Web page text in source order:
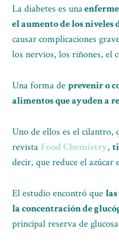
La diabetes es una
el aumento de los niveles
causar complicaciones
los nervios, los riñones, el
Una forma deprevenir o
alimentos que ayuden a
Uno de ellos es el cilantro,
revistaFood Chemistry,
decir, que reduce el azúcar
El estudio encontró que
la concentración de
principal reserva de